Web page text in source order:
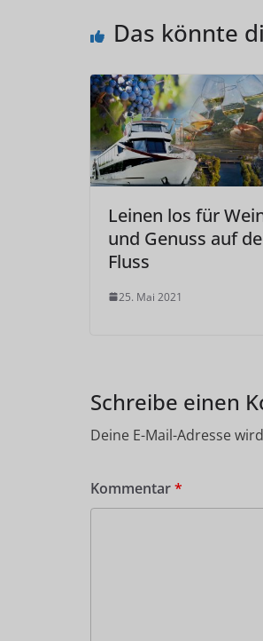
Das könnte
Leinen los für
und Genuss auf
Fluss
25. Mai 2021
Schreibe einen
Deine E-Mail-Adresse
Kommentar*